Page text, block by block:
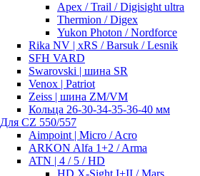
Apex / Trail / Digisight ultra
Thermion / Digex
Yukon Photon / Nordforce
Rika NV | xRS / Barsuk / Lesnik
SFH VARD
Swarovski | шина SR
Venox | Patriot
Zeiss | шина ZM/VM
Кольца 26-30-34-35-36-40 мм
Для CZ 550/557
Aimpoint | Micro / Acro
ARKON Alfa 1+2 / Arma
ATN | 4 / 5 / HD
HD X-Sight I+II / Mars